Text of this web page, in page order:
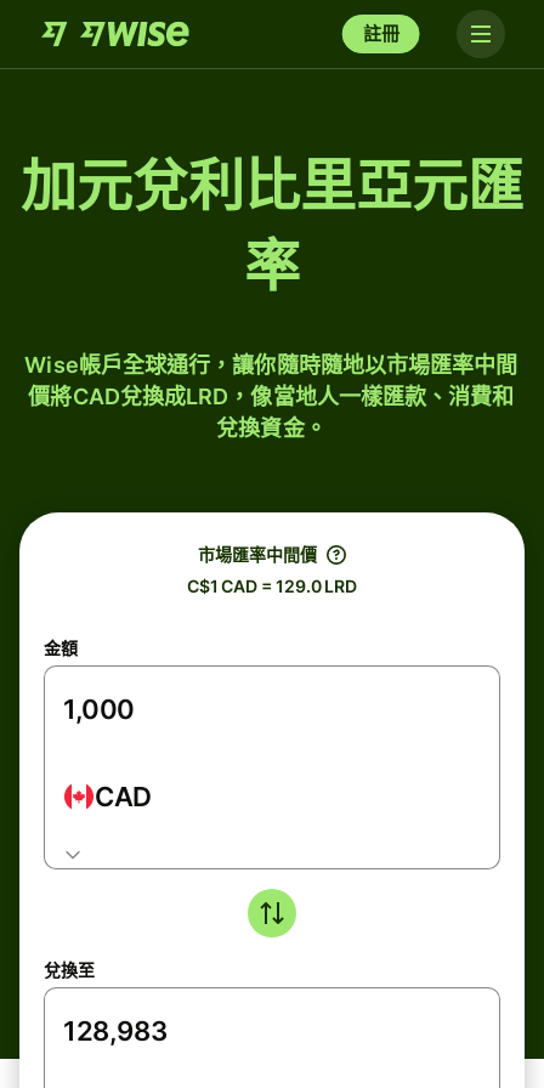
註冊
加元兌利比里亞元匯
率
Wise帳戶全球通行，讓你隨時隨地以市場匯率中間
價將CAD兌換成LRD，像當地人一樣匯款、消費和
兌換資金。
市場匯率中間價
C$1 CAD = 129.0 LRD
金額
CAD
兌換至